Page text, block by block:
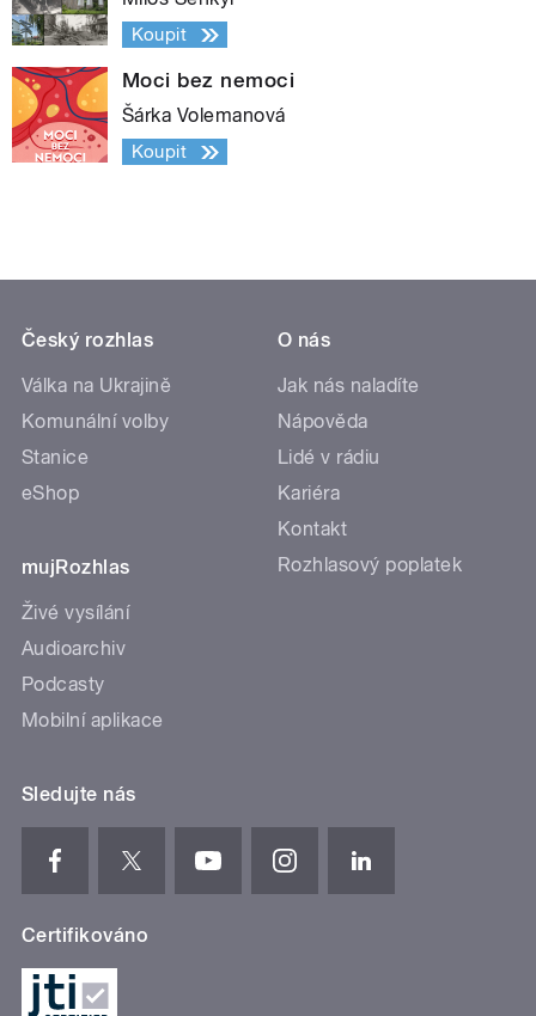
Koupit
Moci bez nemoci
Šárka Volemanová
Koupit
Český rozhlas
Válka na Ukrajině
Komunální volby
Stanice
eShop
mujRozhlas
Živé vysílání
Audioarchiv
Podcasty
Mobilní aplikace
O nás
Jak nás naladíte
Nápověda
Lidé v rádiu
Kariéra
Kontakt
Rozhlasový poplatek
Sledujte nás
Certifikováno